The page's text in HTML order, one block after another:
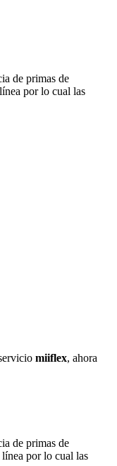
de primas de
por lo cual las
miiflex, ahora
de primas de
por lo cual las